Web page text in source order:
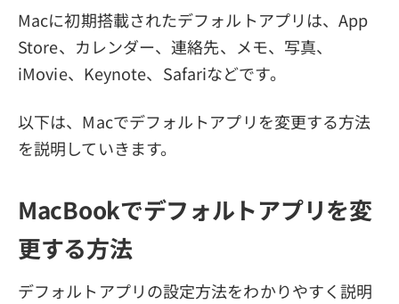
Macに初期搭載されたデフォルトアプリは、App
Store、カレンダー、連絡先、メモ、写真、
iMovie、Keynote、Safariなどです。
以下は、Macでデフォルトアプリを変更する方法
を説明していきます。
MacBookでデフォルトアプリを変
更する方法
デフォルトアプリの設定方法をわかりやすく説明